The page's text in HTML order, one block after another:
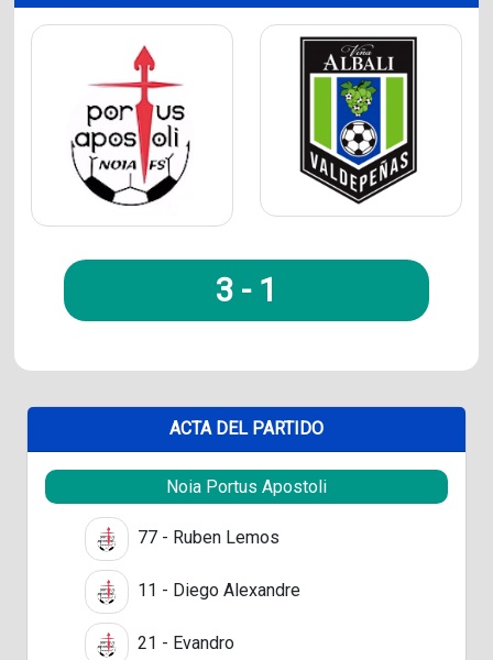
3 - 1
ACTA DEL PARTIDO
Noia Portus Apostoli
77 - Ruben Lemos
11 - Diego Alexandre
21 - Evandro